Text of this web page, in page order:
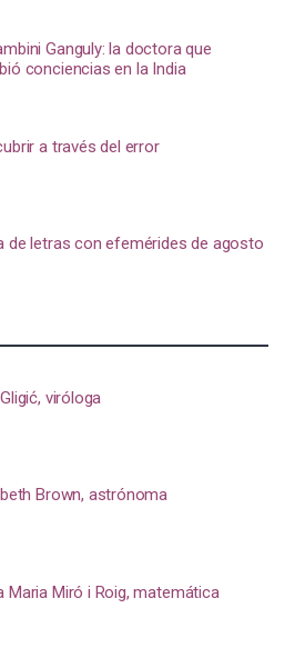
Ganguly: la doctora que
conciencias en la India
a través del error
de letras con efemérides de agosto
viróloga
Brown, astrónoma
Maria Miró i Roig, matemática